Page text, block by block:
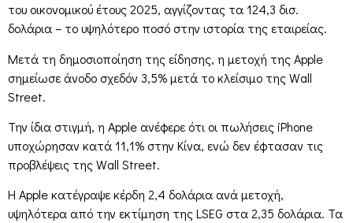
του οικονομικού έτους 2025, αγγίζοντας τα 124,3 δισ.
δολάρια – το υψηλότερο ποσό στην ιστορία της εταιρείας.
Μετά τη δημοσιοποίηση της είδησης, η μετοχή της Apple
σημείωσε άνοδο σχεδόν 3,5% μετά το κλείσιμο της Wall
Street.
Την ίδια στιγμή, η Apple ανέφερε ότι οι πωλήσεις iPhone
υποχώρησαν κατά 11,1% στην Κίνα, ενώ δεν έφτασαν τις
προβλέψεις της Wall Street.
Η Apple κατέγραψε κέρδη 2,4 δολάρια ανά μετοχή,
υψηλότερα από την εκτίμηση της LSEG στα 2,35 δολάρια. Τα